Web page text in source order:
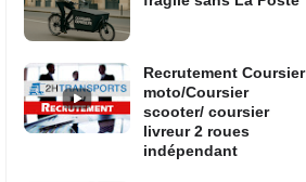
Recrutement Coursier
moto/Coursier
scooter/ coursier
livreur 2 roues
indépendant